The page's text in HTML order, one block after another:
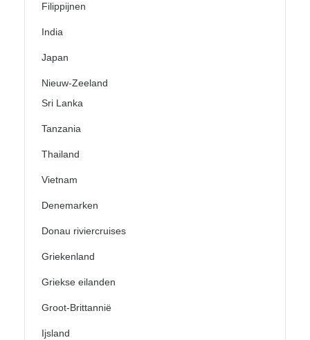
Filippijnen
India
Japan
Nieuw-Zeeland
Sri Lanka
Tanzania
Thailand
Vietnam
Denemarken
Donau riviercruises
Griekenland
Griekse eilanden
Groot-Brittannië
Ijsland